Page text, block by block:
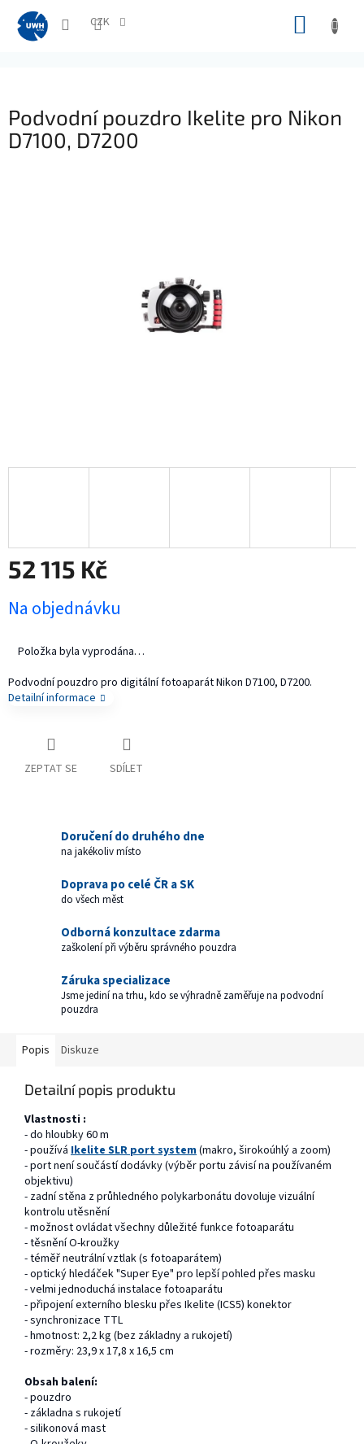
obsah
CZK
Podvodní pouzdro Ikelite pro Nikon
D7100, D7200
52 115 Kč
cena:
Na objednávku
Položka byla vyprodána…
Podvodní pouzdro pro digitální fotoaparát Nikon D7100, D7200.
Detailní informace
ZEPTAT SE SDÍLET
Doručení do druhého dne
na jakékoliv místo
Doprava po celé ČR a SK
do všech měst
Odborná konzultace zdarma
zaškolení při výběru správného pouzdra
Záruka specializace
Jsme jediní na trhu, kdo se výhradně zaměřuje na podvodní
pouzdra
Popis Diskuze
Detailní popis produktu
Vlastnosti :
- do hloubky 60 m
- používá Ikelite SLR port system(makro, širokoúhlý a zoom)
- port není součástí dodávky (výběr portu závisí na používaném
objektivu)
- zadní stěna z průhledného polykarbonátu dovoluje vizuální
kontrolu utěsnění
- možnost ovládat všechny důležité funkce fotoaparátu
- těsnění O-kroužky
- téměř neutrální vztlak (s fotoaparátem)
- optický hledáček "Super Eye" pro lepší pohled přes masku
- velmi jednoduchá instalace fotoaparátu
- připojení externího blesku přes Ikelite (ICS5) konektor
- synchronizace TTL
- hmotnost: 2,2 kg (bez základny a rukojetí)
- rozměry: 23,9 x 17,8 x 16,5 cm
Obsah balení:
- pouzdro
- základna s rukojetí
- silikonová mast